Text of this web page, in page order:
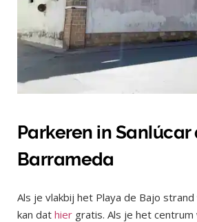
Parkeren in Sanlúcar
Barrameda
Als je vlakbij het Playa de Bajo
kan dat hier gratis. Als je het centrum